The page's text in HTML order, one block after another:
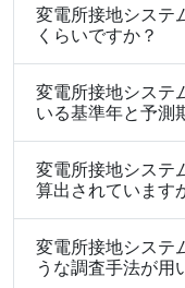
変電所接地システ
くらいですか？
変電所接地システ
いる基準年と予測
変電所接地システ
算出されています
変電所接地システ
うな調査手法が用